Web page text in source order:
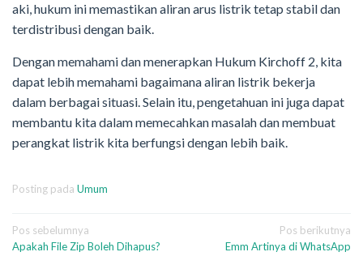
aki, hukum ini memastikan aliran arus listrik tetap stabil dan
terdistribusi dengan baik.
Dengan memahami dan menerapkan Hukum Kirchoff 2, kita
dapat lebih memahami bagaimana aliran listrik bekerja
dalam berbagai situasi. Selain itu, pengetahuan ini juga dapat
membantu kita dalam memecahkan masalah dan membuat
perangkat listrik kita berfungsi dengan lebih baik.
Posting pada Umum
Navigasi
pos
Pos sebelumnya
Apakah File Zip Boleh Dihapus?
Pos berikutnya
Emm Artinya di WhatsApp